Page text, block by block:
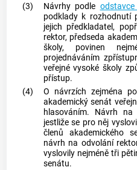
(3)
Návrhy podle
podklady k rozhodnutí
jejich předkladatel,
rektor, předseda
školy, povinen
projednáváním
veřejné vysoké školy
přístup.
(4)
O návrzích zejména
akademický senát
hlasováním. Návrh
jestliže se pro něj
členů akademického
návrh na odvolání
vyslovily nejméně tři
senátu.